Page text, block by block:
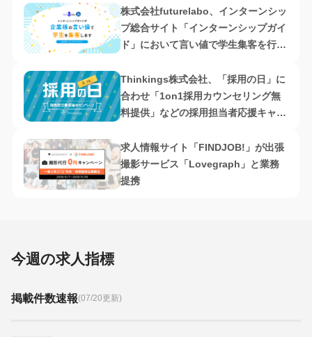
株式会社futurelabo、インターンシッ
プ総合サイト「インターンシップガイ
ド」において言い値で学生集客を行う
Thinkings株式会社、「採用の日」に
合わせ「1on1採用カウンセリング無
料提供」などの採用担当者応援キャン
求人情報サイト「FINDJOB!」が出張
撮影サービス「Lovegraph」と業務
提携
今週の求人指標
掲載件数速報(07/20更新)